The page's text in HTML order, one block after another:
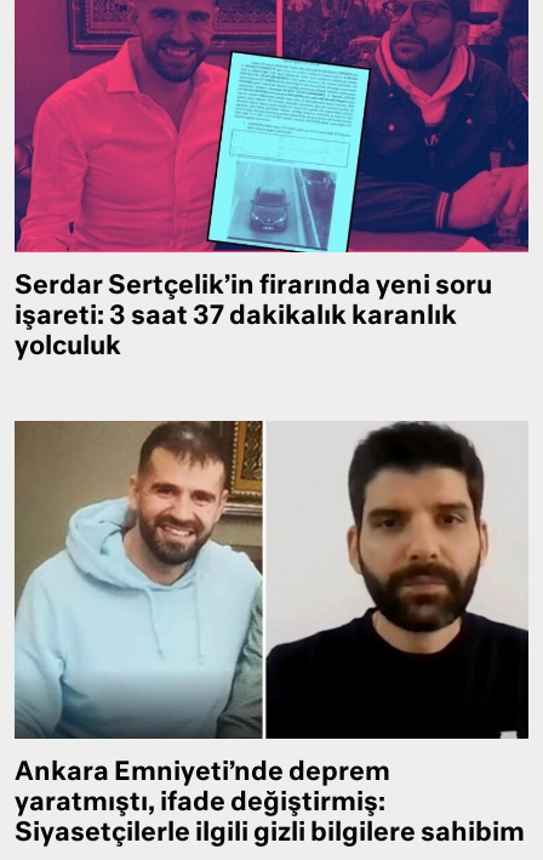
Serdar Sertçelik’in firarında yeni soru
işareti: 3 saat 37 dakikalık karanlık
yolculuk
Ankara Emniyeti’nde deprem
yaratmıştı, ifade değiştirmiş:
Siyasetçilerle ilgili gizli bilgilere sahibim